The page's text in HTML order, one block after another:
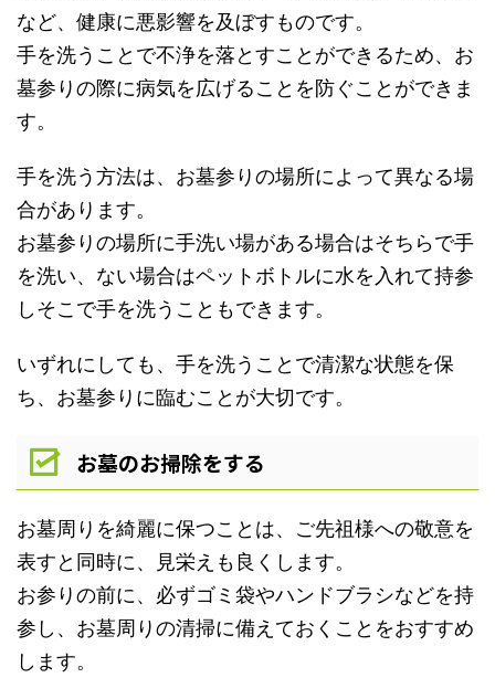
など、健康に悪影響を及ぼすものです。
手を洗うことで不浄を落とすことができるため、お
墓参りの際に病気を広げることを防ぐことができま
す。
手を洗う方法は、お墓参りの場所によって異なる場
合があります。
お墓参りの場所に手洗い場がある場合はそちらで手
を洗い、ない場合はペットボトルに水を入れて持参
しそこで手を洗うこともできます。
いずれにしても、手を洗うことで清潔な状態を保
ち、お墓参りに臨むことが大切です。
お墓のお掃除をする
お墓周りを綺麗に保つことは、ご先祖様への敬意を
表すと同時に、見栄えも良くします。
お参りの前に、必ずゴミ袋やハンドブラシなどを持
参し、お墓周りの清掃に備えておくことをおすすめ
します。